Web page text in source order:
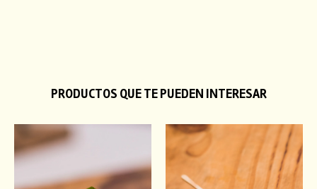
PRODUCTOS QUE TE PUEDEN INTERESAR